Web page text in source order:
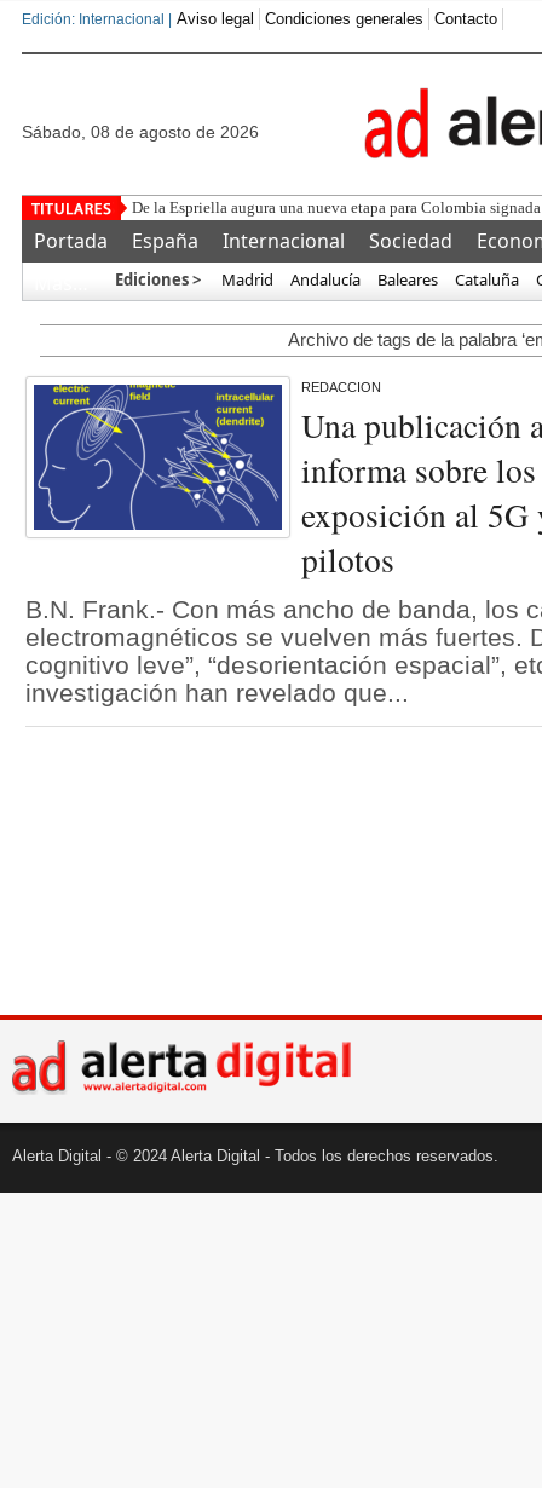
Edición: Internacional | Aviso legal Condiciones generales Contacto
sábado, 08 de agosto de 2026
De la Espriella augura una nueva etapa para Colombia
Portada España Internacional Sociedad
Ediciones > Madrid Andalucía Baleares Cataluña
Archivo de tags de la palabra
REDACCION
Una publicación
informa sobre
exposición al 5G
pilotos
B.N. Frank.- Con más ancho de banda, los
electromagnéticos se vuelven más fuertes.
cognitivo leve”, “desorientación espacial”,
investigación han revelado que...
Alerta Digital - © 2024 Alerta Digital - Todos los derechos reservados.